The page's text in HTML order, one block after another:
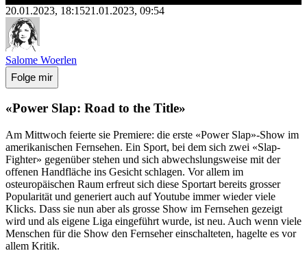
20.01.2023, 18:1521.01.2023, 09:54
Salome Woerlen
Folge mir
«Power Slap: Road to the Title»
Am Mittwoch feierte sie Premiere: die erste «Power Slap»-Show im
amerikanischen Fernsehen. Ein Sport, bei dem sich zwei «Slap-
Fighter» gegenüber stehen und sich abwechslungsweise mit der
offenen Handfläche ins Gesicht schlagen. Vor allem im
osteuropäischen Raum erfreut sich diese Sportart bereits grosser
Popularität und generiert auch auf Youtube immer wieder viele
Klicks. Dass sie nun aber als grosse Show im Fernsehen gezeigt
wird und als eigene Liga eingeführt wurde, ist neu. Auch wenn viele
Menschen für die Show den Fernseher einschalteten, hagelte es vor
allem Kritik.